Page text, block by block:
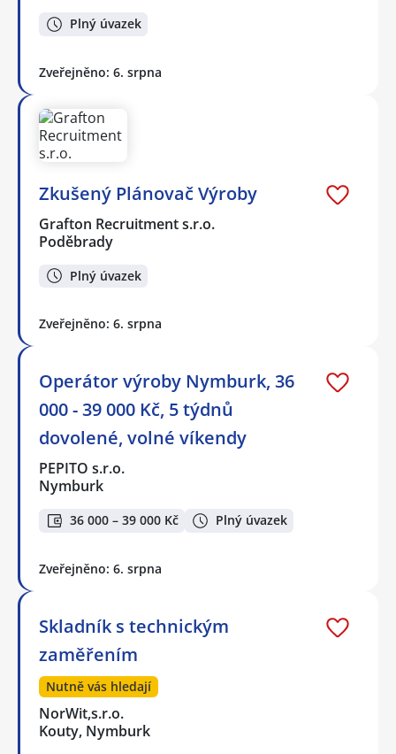
Plný úvazek
Zveřejněno: 6. srpna
Zkušený Plánovač Výroby
Grafton Recruitment s.r.o.
Poděbrady
Plný úvazek
Zveřejněno: 6. srpna
Operátor výroby Nymburk, 36
000 - 39 000 Kč, 5 týdnů
dovolené, volné víkendy
PEPITO s.r.o.
Nymburk
36 000 – 39 000 Kč Plný úvazek
Zveřejněno: 6. srpna
Skladník s technickým
zaměřením
Nutně vás hledají
NorWit,s.r.o.
Kouty, Nymburk